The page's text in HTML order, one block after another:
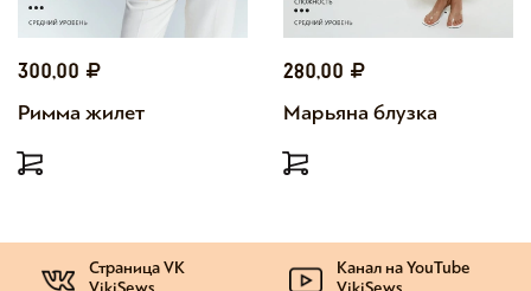
300,00
Римма жилет
280,00
Марьяна блузка
Страница VK
Канал на YouTube